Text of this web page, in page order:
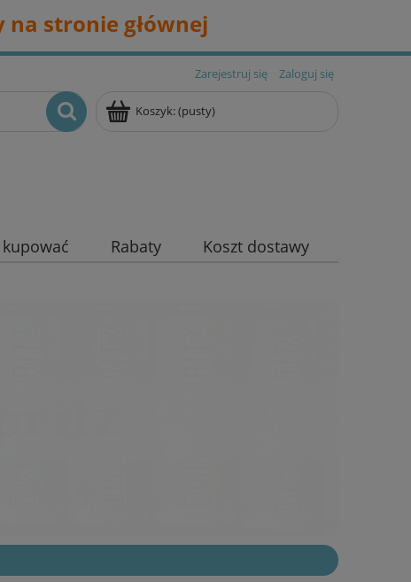
na stronie głównej
Zarejestruj się Zaloguj się
Koszyk:(pusty)
kupować Rabaty Koszt dostawy